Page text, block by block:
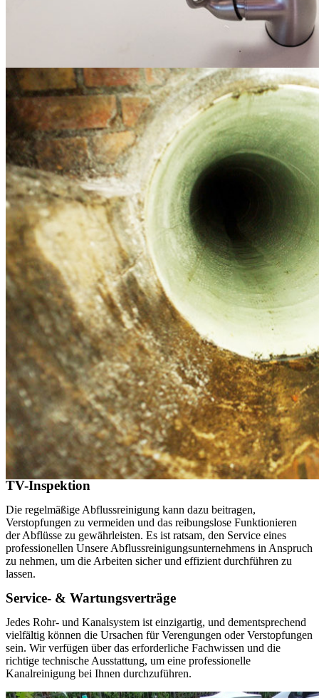
TV-Inspektion
Die regelmäßige Abflussreinigung kann dazu beitragen,
Verstopfungen zu vermeiden und das reibungslose Funktionieren
der Abflüsse zu gewährleisten. Es ist ratsam, den Service eines
professionellen Unsere Abflussreinigungsunternehmens in Anspruch
zu nehmen, um die Arbeiten sicher und effizient durchführen zu
lassen.
Service- & Wartungsverträge
Jedes Rohr- und Kanalsystem ist einzigartig, und dementsprechend
vielfältig können die Ursachen für Verengungen oder Verstopfungen
sein. Wir verfügen über das erforderliche Fachwissen und die
richtige technische Ausstattung, um eine professionelle
Kanalreinigung bei Ihnen durchzuführen.